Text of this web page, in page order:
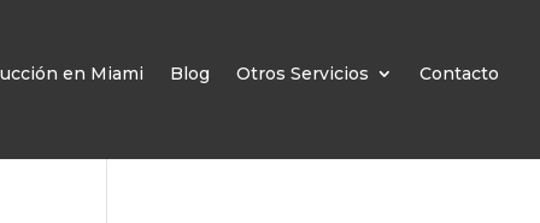
en Miami Blog Otros Servicios Contacto